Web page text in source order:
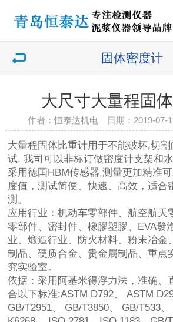
固体密度计
大尺寸大量程固
作者：恒泰达机电 日期：2019-07-
大量程固体比重计用于不能破坏,切割
试. 我司可以非标订做密度计支架和
采用德国HBM传感器,测量更加精准
度值，测试简便、快速、高效，适合
测。
应用行业：机动车零部件、航空航天
零部件、密封件、橡膠塑膠、EVA發
业、煅造行业、防火材料、粉末冶金
制品、硬质合金、贵金属制品、重点
究实验室。
依据：采用阿基米得浮力法，准确、
合以下标准:ASTM D792、 ASTM
GB/T2951、 GB/T3850、 GB/T533